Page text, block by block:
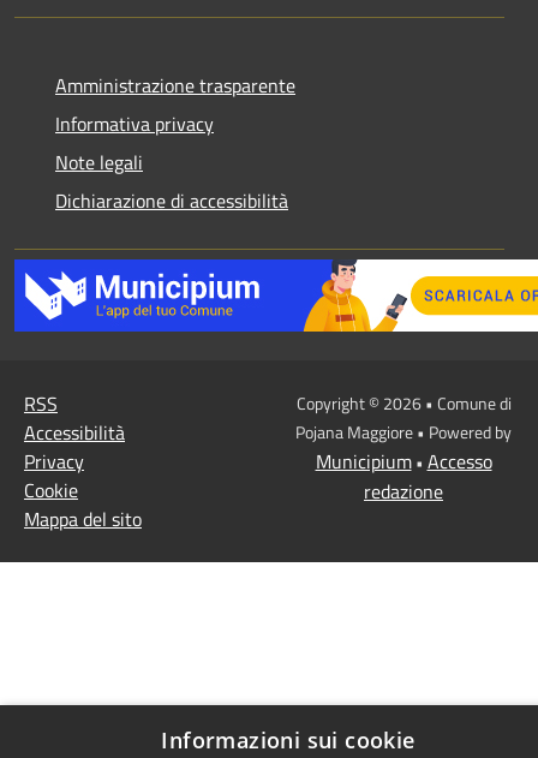
Amministrazione trasparente
Informativa privacy
Note legali
Dichiarazione di accessibilità
RSS
Accessibilità
Privacy
Cookie
Mappa del sito
Copyright © 2026 • Comune di
Pojana Maggiore • Powered by
Municipium• Accesso
redazione
Informazioni sui cookie